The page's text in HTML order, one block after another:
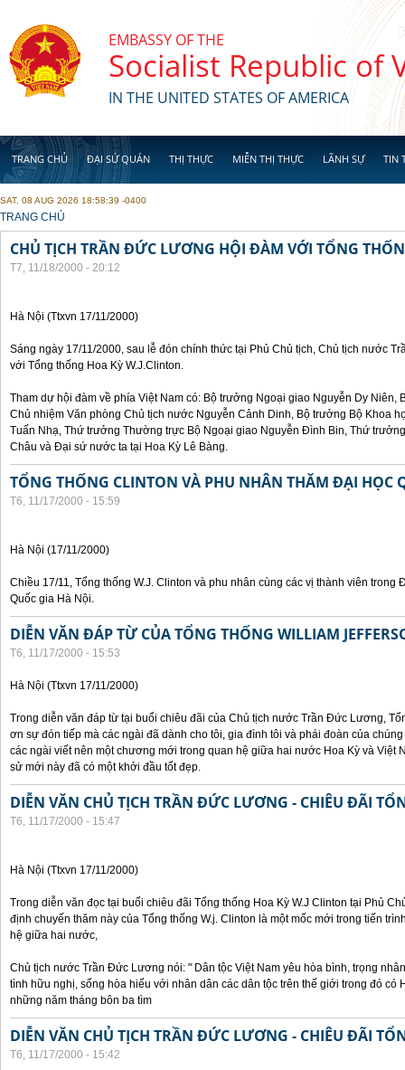
EMBASSY OF THE
Socialist Republic of
IN THE UNITED STATES OF AMERICA
TRANG CHỦ ĐẠI SỨ QUÁN THỊ THỰC MIỄN THỊ THỰC LÃNH SỰ TIN
SAT, 08 AUG 2026 18:58:39 -0400
YOU ARE HERE
TRANG CHỦ
CHỦ TỊCH TRẦN ĐỨC LƯƠNG HỘI ĐÀM VỚI TỔNG
T7, 11/18/2000 - 20:12
Hà Nội (Ttxvn 17/11/2000)
Sáng ngày 17/11/2000, sau lễ đón chính thức tại Phủ Chủ tịch, Chủ tịch nước
với Tổng thống Hoa Kỳ W.J.Clinton.
Tham dự hội đàm về phía Việt Nam có: Bộ trưởng Ngoại giao Nguyễn Dy Niên,
Chủ nhiệm Văn phòng Chủ tịch nước Nguyễn Cảnh Dinh, Bộ trưởng Bộ Khoa
Tuấn Nhạ, Thứ trưởng Thường trực Bộ Ngoại giao Nguyễn Đình Bin, Thứ
Châu và Đại sứ nước ta tại Hoa Kỳ Lê Bàng.
TỔNG THỐNG CLINTON VÀ PHU NHÂN THĂM ĐẠI HỌC
T6, 11/17/2000 - 15:59
Hà Nội (17/11/2000)
Chiều 17/11, Tổng thống W.J. Clinton và phu nhân cùng các vị thành viên
Quốc gia Hà Nội.
DIỄN VĂN ĐÁP TỪ CỦA TỔNG THỐNG WILLIAM
T6, 11/17/2000 - 15:53
Hà Nội (Ttxvn 17/11/2000)
Trong diễn văn đáp từ tại buổi chiêu đãi của Chủ tịch nước Trần Đức Lương,
ơn sự đón tiếp mà các ngài đã dành cho tôi, gia đình tôi và phái đoàn của
các ngài viết nên một chương mới trong quan hệ giữa hai nước Hoa Kỳ và Việt
sử mới này đã có một khởi đầu tốt đẹp.
DIỄN VĂN CHỦ TỊCH TRẦN ĐỨC LƯƠNG - CHIÊU ĐÃI
T6, 11/17/2000 - 15:47
Hà Nội (Ttxvn 17/11/2000)
Trong diễn văn đọc tại buổi chiêu đãi Tổng thống Hoa Kỳ W.J Clinton tại Phủ
định chuyến thăm này của Tổng thống W.j. Clinton là một mốc mới trong tiến
hệ giữa hai nước,
Chủ tịch nước Trần Đức Lương nói: " Dân tộc Việt Nam yêu hòa bình, trọng
tình hữu nghị, sống hòa hiếu với nhân dân các dân tộc trên thế giới trong đó có
những năm tháng bôn ba tìm
DIỄN VĂN CHỦ TỊCH TRẦN ĐỨC LƯƠNG - CHIÊU ĐÃI
T6, 11/17/2000 - 15:42